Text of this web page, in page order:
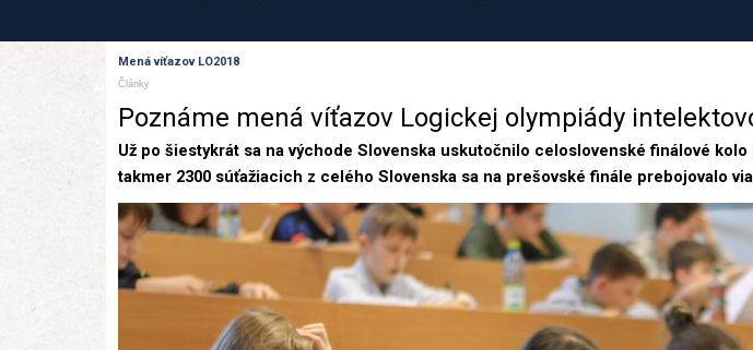
Mená víťazov LO2018
Články
Poznáme mená víťazov Logickej olympiády
Už po šiestykrát sa na východe Slovenska uskutočnilo celoslovenské finálové
takmer 2300 súťažiacich z celého Slovenska sa na prešovské finále prebojovalo